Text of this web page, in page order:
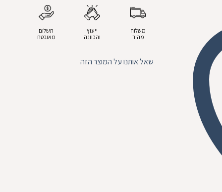
משלוח
מהיר
ייעוץ
והכוונה
תשלום
מאובטח
שאל אותנו על המוצר הזה